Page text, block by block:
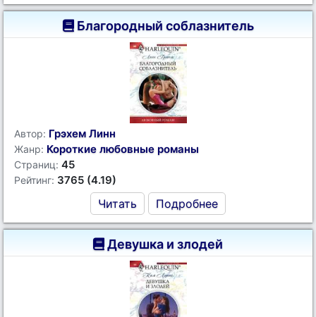
Благородный соблазнитель
Автор: Грэхем Линн
Жанр: Короткие любовные романы
Страниц: 45
Рейтинг: 3765 (4.19)
Читать Подробнее
Девушка и злодей